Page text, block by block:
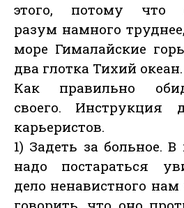
этого, потому что
разум намного
море Гималайские
два глотка Тихий океан.
Как правильно
своего. Инструкция
карьеристов.
1) Задеть за больное.
надо постараться
дело ненавистного